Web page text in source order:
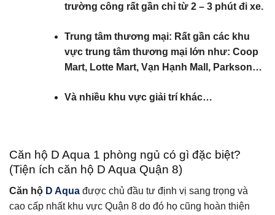
trường công rất gần chỉ từ 2 – 3 phút đi xe.
Trung tâm thương mại: Rất gần các khu
vực trung tâm thương mại lớn như: Coop
Mart, Lotte Mart, Vạn Hạnh Mall, Parkson…
Và nhiều khu vực giải trí khác…
Căn hộ D Aqua 1 phòng ngủ có gì đặc biệt?
(Tiện ích căn hộ D Aqua Quận 8)
Căn hộ D Aqua được chủ đầu tư định vị sang trọng và
cao cấp nhất khu vực Quận 8 do đó họ cũng hoàn thiện